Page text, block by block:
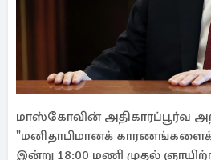
மாஸ்கோவின் அதிகாரப்பூர்வ
"மனிதாபிமானக்
இன்று 18:00 மணி முதல்